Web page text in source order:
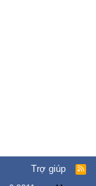
Trợ giúp
R